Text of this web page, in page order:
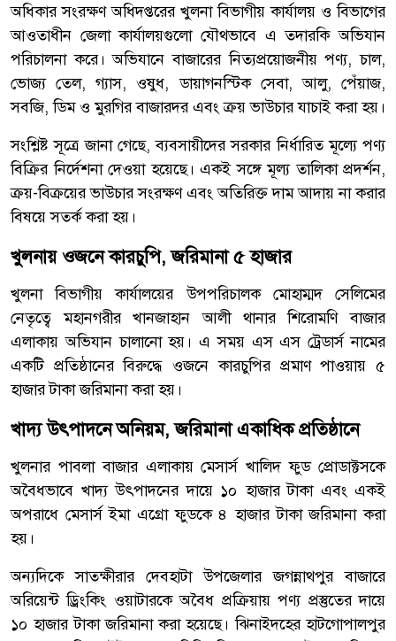
অধিকার সংরক্ষণ অধিদপ্তরের খুলনা বিভাগীয় কার্যালয় ও বিভাগের
আওতাধীন জেলা কার্যালয়গুলো যৌথভাবে এ তদারকি অভিযান
পরিচালনা করে। অভিযানে বাজারের নিত্যপ্রয়োজনীয় পণ্য, চাল,
ভোজ্য তেল, গ্যাস, ওষুধ, ডায়াগনস্টিক সেবা, আলু, পেঁয়াজ,
সবজি, ডিম ও মুরগির বাজারদর এবং ক্রয় ভাউচার যাচাই করা হয়।
সংশ্লিষ্ট সূত্রে জানা গেছে, ব্যবসায়ীদের সরকার নির্ধারিত মূল্যে পণ্য
বিক্রির নির্দেশনা দেওয়া হয়েছে। একই সঙ্গে মূল্য তালিকা প্রদর্শন,
ক্রয়-বিক্রয়ের ভাউচার সংরক্ষণ এবং অতিরিক্ত দাম আদায় না করার
বিষয়ে সতর্ক করা হয়।
খুলনায় ওজনে কারচুপি, জরিমানা ৫ হাজার
খুলনা বিভাগীয় কার্যালয়ের উপপরিচালক মোহাম্মদ সেলিমের
নেতৃত্বে মহানগরীর খানজাহান আলী থানার শিরোমণি বাজার
এলাকায় অভিযান চালানো হয়। এ সময় এস এস ট্রেডার্স নামের
একটি প্রতিষ্ঠানের বিরুদ্ধে ওজনে কারচুপির প্রমাণ পাওয়ায় ৫
হাজার টাকা জরিমানা করা হয়।
খাদ্য উৎপাদনে অনিয়ম, জরিমানা একাধিক প্রতিষ্ঠানে
খুলনার পাবলা বাজার এলাকায় মেসার্স খালিদ ফুড প্রোডাক্টসকে
অবৈধভাবে খাদ্য উৎপাদনের দায়ে ১০ হাজার টাকা এবং একই
অপরাধে মেসার্স ইমা এগ্রো ফুডকে ৪ হাজার টাকা জরিমানা করা
হয়।
অন্যদিকে সাতক্ষীরার দেবহাটা উপজেলার জগন্নাথপুর বাজারে
অরিয়েন্ট ড্রিংকিং ওয়াটারকে অবৈধ প্রক্রিয়ায় পণ্য প্রস্তুতের দায়ে
১০ হাজার টাকা জরিমানা করা হয়েছে। ঝিনাইদহের হাটগোপালপুর